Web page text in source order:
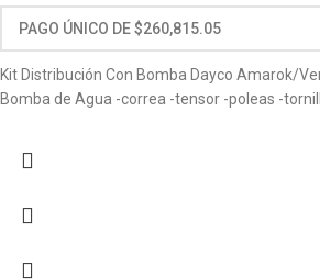
Kit Distribución Con Bomba Dayco Amarok/
Bomba de Agua -correa -tensor -poleas -